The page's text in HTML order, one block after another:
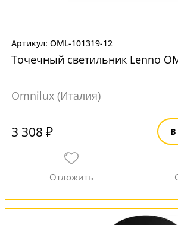
OML-101319-12
Точечный светильник Lenno
Omnilux (Италия)
3 308 ₽